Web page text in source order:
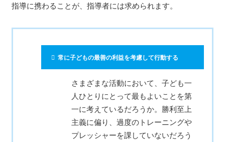
指導に携わることが、指導者には求められます。
常に子どもの最善の利益を考慮して行動する
さまざまな活動において、子ども一
人ひとりにとって最もよいことを第
一に考えているだろうか。勝利至上
主義に偏り、過度のトレーニングや
プレッシャーを課していないだろう